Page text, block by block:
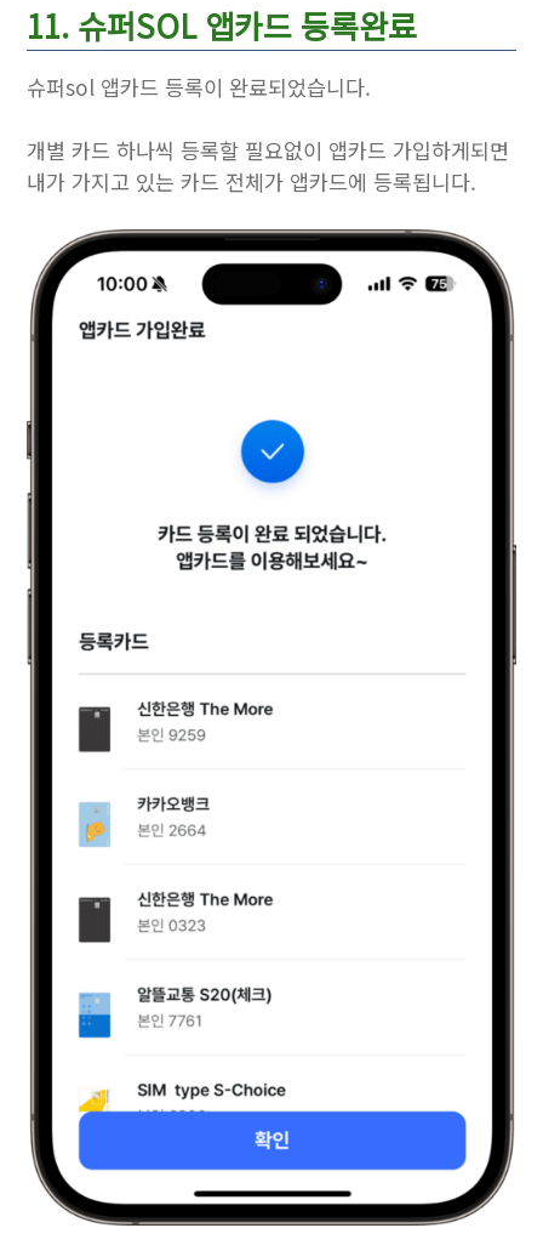
11. 슈퍼SOL 앱카드 등록완료
슈퍼sol 앱카드 등록이 완료되었습니다.
개별 카드 하나씩 등록할 필요없이 앱카드 가입하게되면
내가 가지고 있는 카드 전체가 앱카드에 등록됩니다.